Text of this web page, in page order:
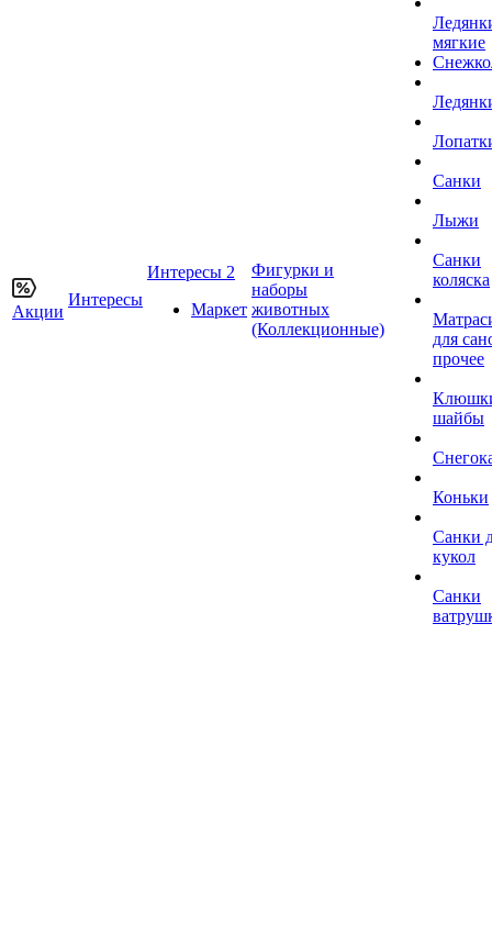
Акции
Интересы
Интересы 2
Маркет
Фигурки и
наборы
животных
(Коллекционные)
мягкие
Санки
Лыжи
Санки
коляска
для
прочее
шайбы
Коньки
Санки
кукол
Санки